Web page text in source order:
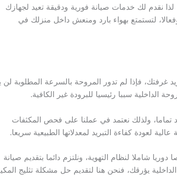
نقدم لك خدمات صيانة فورية ودقيقة تعيد لجهازك
لتستمتع بهواء بارد ومنعش داخل منزلك في
غرفتك، فإذا لم تدور المروحة بالسرعة المطلوبة لن
سببا رئيسيا للبرودة غير الكافية.
تماما، ولذلك نعتمد في عملنا على فحص المكثفات
لعودة كفاءة التبريد لمعدلاتها الطبيعية سريعا.
شاملا لنظام التهوية، ونلتزم دائما بتقديم صيانة
يؤرقك، فنحن هنا لتقديم حل مشكلة تثليج